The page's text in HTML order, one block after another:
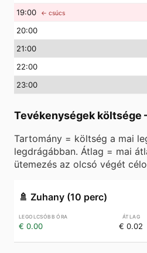
19:00 ← csúcs
20:00
21:00
22:00
23:00
Tevékenységek költsége
Tartomány = költség a mai
legdrágábban. Átlag = mai
ütemezés az olcsó végét
🚿 Zuhany (10 perc)
€ 0.00 € 0.02